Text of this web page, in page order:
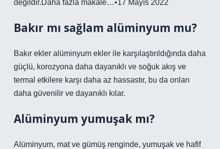
değildir.Daha fazla makale…•17 Mayıs 2022
Bakır mı sağlam alüminyum mu?
Bakır ekler alüminyum ekler ile karşılaştırıldığında daha
güçlü, korozyona daha dayanıklı ve soğuk akış ve
termal etkilere karşı daha az hassastır, bu da onları
daha güvenilir ve dayanıklı kılar.
Alüminyum yumuşak mı?
Alüminyum, mat ve gümüş renginde, yumuşak ve hafif